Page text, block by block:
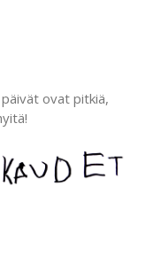
ovat pitkiä,